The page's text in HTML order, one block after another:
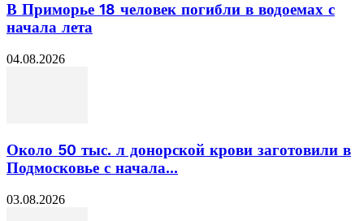
В Приморье 18 человек погибли в водоемах с
начала лета
04.08.2026
Около 50 тыс. л донорской крови заготовили в
Подмосковье с начала...
03.08.2026